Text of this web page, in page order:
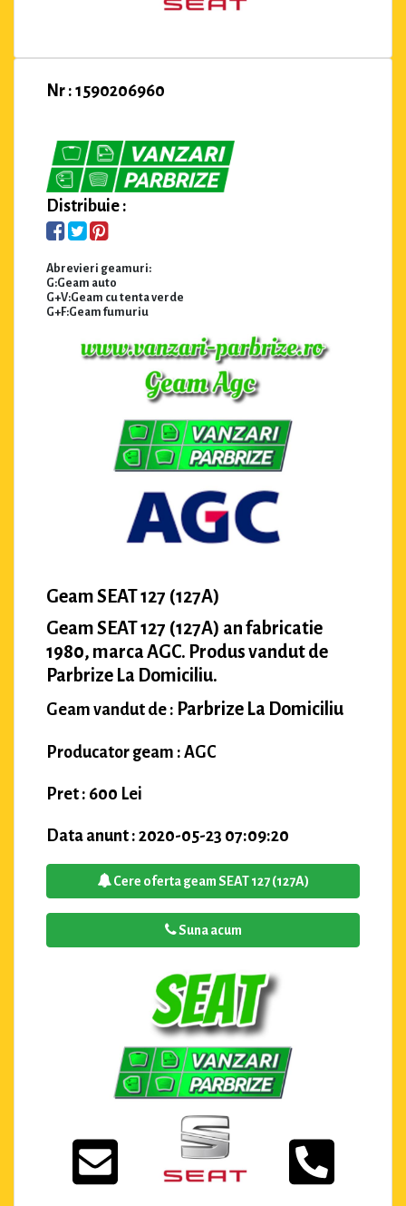
Nr : 1590206960
Distribuie :
Abrevieri geamuri:
G:Geam auto
G+V:Geam cu tenta verde
G+F:Geam fumuriu
Geam SEAT 127 (127A)
Geam SEAT 127 (127A) an fabricatie
1980, marca AGC. Produs vandut de
Parbrize La Domiciliu.
Geam vandut de : Parbrize La Domiciliu
Producator geam : AGC
Pret : 600 Lei
Data anunt : 2020-05-23 07:09:20
Cere oferta geam SEAT 127 (127A)
Suna acum